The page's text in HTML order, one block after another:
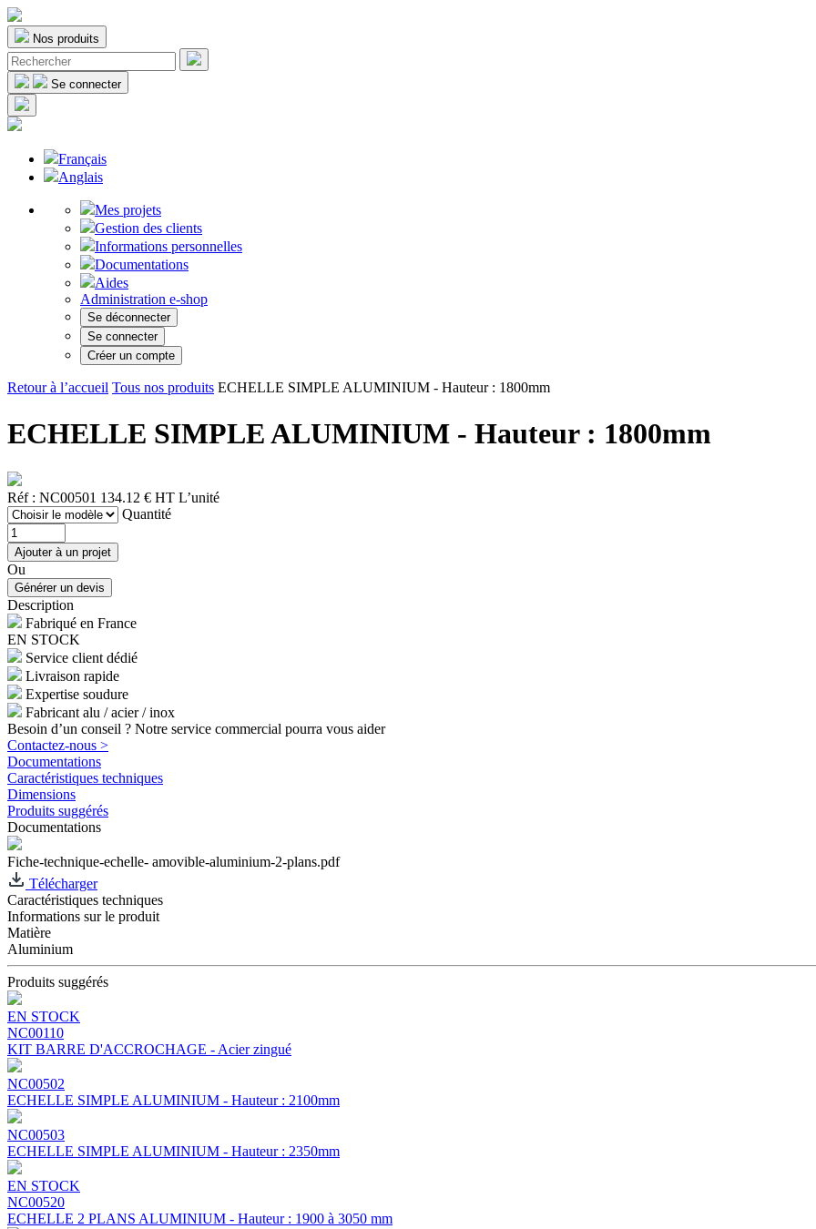
Nos produits
Se connecter
Français
Anglais
Mes projets
Gestion des clients
Informations personnelles
Documentations
Aides
Administration e-shop
Se déconnecter
Se connecter
Créer un compte
Retour à l’accueil Tous nos produits ECHELLE SIMPLE ALUMINIUM - Hauteur : 1800mm
ECHELLE SIMPLE ALUMINIUM - Hauteur : 1800mm
Réf : NC00501 134.12 € HT L’unité
Quantité
Ou
Description
Fabriqué en France
EN STOCK
Service client dédié
Livraison rapide
Expertise soudure
Fabricant alu / acier / inox
Besoin d’un conseil ? Notre service commercial pourra vous aider
Contactez-nous >
Documentations
Caractéristiques techniques
Dimensions
Produits suggérés
Documentations
Fiche-technique-echelle- amovible-aluminium-2-plans.pdf
Télécharger
Caractéristiques techniques
Informations sur le produit
Matière
Aluminium
Produits suggérés
EN STOCK
NC00110
KIT BARRE D'ACCROCHAGE - Acier zingué
NC00502
ECHELLE SIMPLE ALUMINIUM - Hauteur : 2100mm
NC00503
ECHELLE SIMPLE ALUMINIUM - Hauteur : 2350mm
EN STOCK
NC00520
ECHELLE 2 PLANS ALUMINIUM - Hauteur : 1900 à 3050 mm